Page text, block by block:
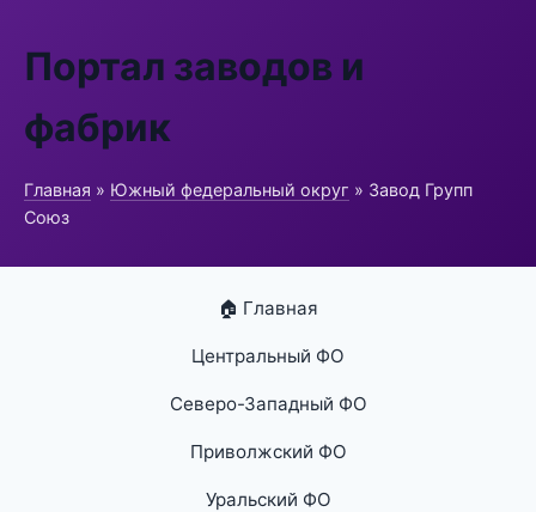
Портал заводов и
фабрик
Главная » Южный федеральный округ » Завод Групп
Союз
🏠 Главная
Центральный ФО
Северо-Западный ФО
Приволжский ФО
Уральский ФО